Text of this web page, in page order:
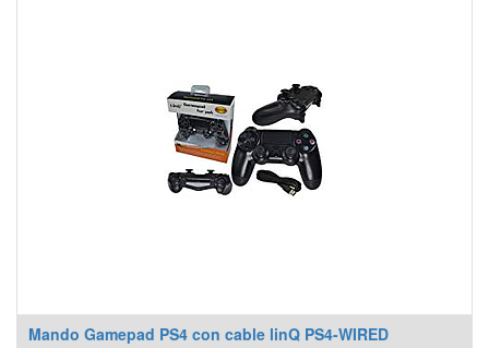
Mando Gamepad PS4 con cable linQ PS4-WIRED